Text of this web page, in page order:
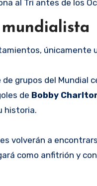
al Tri antes de los
únicamente
grupos del
de Bobby
historia.
volverán a
como anfitrión y